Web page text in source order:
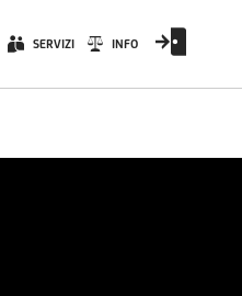
SERVIZI INFO